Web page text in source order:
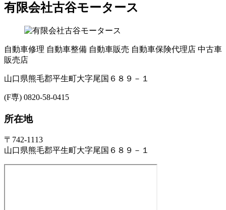
有限会社古谷モータース
自動車修理 自動車整備 自動車販売 自動車保険代理店 中古車
販売店
山口県熊毛郡平生町大字尾国６８９－１
(F専) 0820-58-0415
所在地
〒742-1113
山口県熊毛郡平生町大字尾国６８９－１